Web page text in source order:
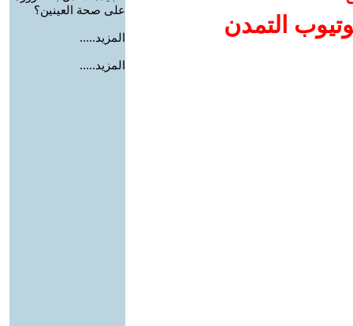
التمدن
على صحة العينين؟
المزيد.....
المزيد.....